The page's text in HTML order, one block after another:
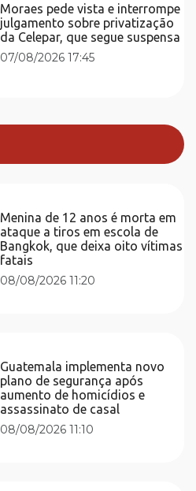
Moraes pede vista e interrompe
julgamento sobre privatização
da Celepar, que segue suspensa
07/08/2026 17:45
Menina de 12 anos é morta em
ataque a tiros em escola de
Bangkok, que deixa oito vítimas
fatais
08/08/2026 11:20
Guatemala implementa novo
plano de segurança após
aumento de homicídios e
assassinato de casal
08/08/2026 11:10